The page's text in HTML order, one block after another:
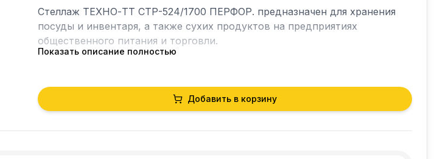
Стеллаж ТЕХНО-ТТ СТР-524/1700 ПЕРФОР. предназначен для хранения
посуды и инвентаря, а также сухих продуктов на предприятиях
общественного питания и торговли.
— Стеллаж технологический разборный
— Стойки из уголка 40х40 нержавеющей стали марки AISI 430 толщиной
2 мм
Показать описание полностью
Добавить в корзину